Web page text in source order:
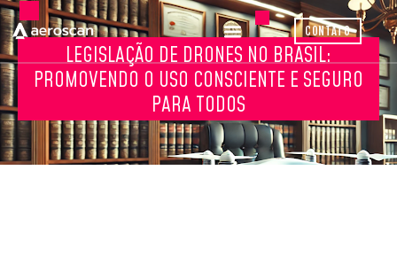
CONTATO
LEGISLAÇÃO DE DRONES NO BRASIL:
PROMOVENDO O USO CONSCIENTE E SEGURO
PARA TODOS